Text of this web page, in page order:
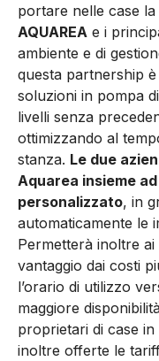
portare nelle case
AQUAREA e i
ambiente e di
questa partnership
soluzioni in pompa
livelli senza
ottimizzando al
stanza. Le due
Aquarea insieme
personalizzato, in
automaticamente le
Permetterà inoltre
vantaggio dai costi
l’orario di utilizzo
maggiore
proprietari di case
inoltre offerte le